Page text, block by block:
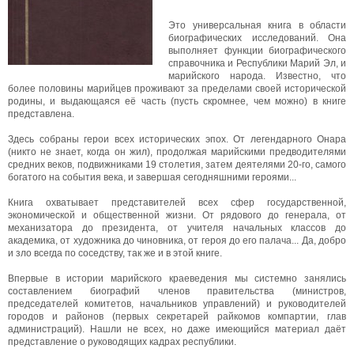
Это универсальная книга в области
биографических исследований. Она
выполняет функции биографического
справочника и Республики Марий Эл, и
марийского народа. Известно, что
более половины марийцев проживают за пределами своей исторической
родины, и выдающаяся её часть (пусть скромнее, чем можно) в книге
представлена.
Здесь собраны герои всех исторических эпох. От легендарного Онара
(никто не знает, когда он жил), продолжая марийскими предводителями
средних веков, подвижниками 19 столетия, затем деятелями 20-го, самого
богатого на события века, и завершая сегодняшними героями...
Книга охватывает представителей всех сфер государственной,
экономической и общественной жизни. От рядового до генерала, от
механизатора до президента, от учителя начальных классов до
академика, от художника до чиновника, от героя до его палача... Да, добро
и зло всегда по соседству, так же и в этой книге.
Впервые в истории марийского краеведения мы системно занялись
составлением биографий членов правительства (министров,
председателей комитетов, начальников управлений) и руководителей
городов и районов (первых секретарей райкомов компартии, глав
администраций). Нашли не всех, но даже имеющийся материал даёт
представление о руководящих кадрах республики.